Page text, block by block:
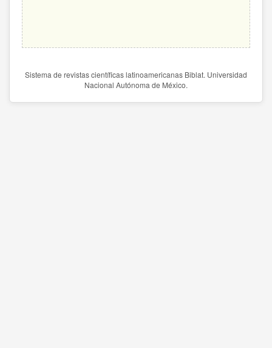
Sistema de revistas científicas latinoamericanas Biblat. Universidad
Nacional Autónoma de México.